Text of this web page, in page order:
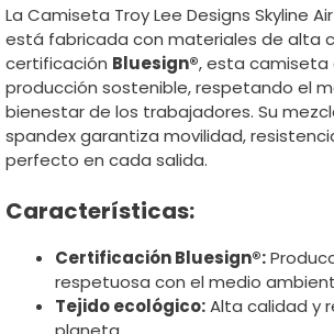
La Camiseta Troy Lee Designs Skyline
está fabricada con materiales de alta
certificación Bluesign®, esta camiseta
producción sostenible, respetando el
bienestar de los trabajadores. Su
spandex garantiza movilidad,
perfecto en cada salida.
Características:
Certificación Bluesign®:
respetuosa con el medio
Tejido ecológico:Alta calidad y